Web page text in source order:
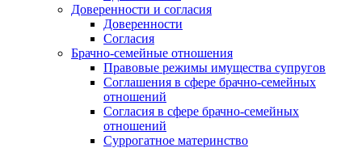
Доверенности и согласия
Доверенности
Согласия
Брачно-семейные отношения
Правовые режимы имущества супругов
Соглашения в сфере брачно-семейных
отношений
Согласия в сфере брачно-семейных
отношений
Суррогатное материнство